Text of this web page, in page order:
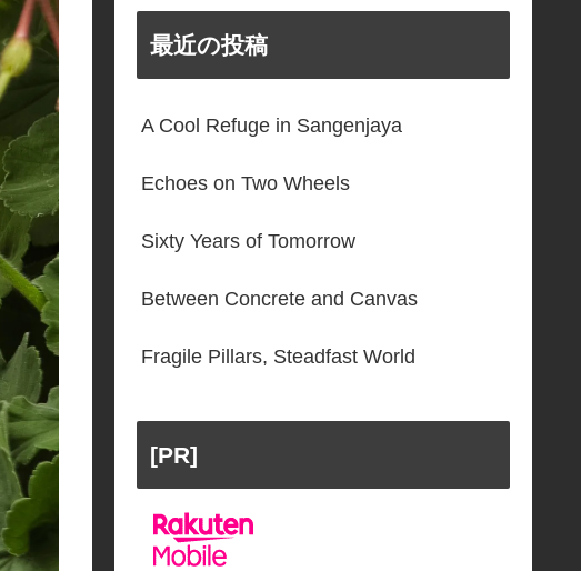
最近の投稿
A Cool Refuge in Sangenjaya
Echoes on Two Wheels
Sixty Years of Tomorrow
Between Concrete and Canvas
Fragile Pillars, Steadfast World
[PR]